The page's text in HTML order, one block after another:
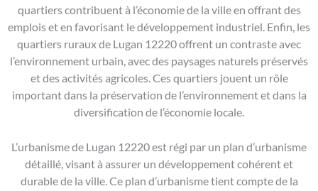
quartiers contribuent à l’économie de la ville en offrant des
emplois et en favorisant le développement industriel. Enfin, les
quartiers ruraux de Lugan 12220 offrent un contraste avec
l’environnement urbain, avec des paysages naturels préservés
et des activités agricoles. Ces quartiers jouent un rôle
important dans la préservation de l’environnement et dans la
diversification de l’économie locale.
L’urbanisme de Lugan 12220 est régi par un plan d’urbanisme
détaillé, visant à assurer un développement cohérent et
durable de la ville. Ce plan d’urbanisme tient compte de la